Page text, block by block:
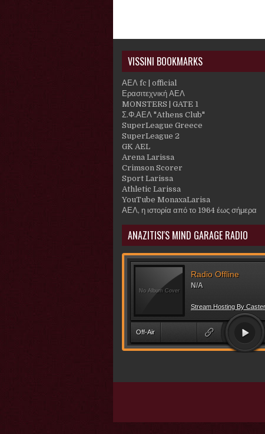
VISSINI BOOKMARKS
ΑΕΛ fc | official
Ερασιτεχνική ΑΕΛ
MONSTERS | GATE 1
Σ.Φ.ΑΕΛ "Athens Club"
SuperLeague Greece
SuperLeague 2
GK AEL
Arena Larissa
Crimson Scorer
Sport Larissa
Athletic Larissa
YouTube MonaxaLarisa
ΑΕΛ, η ιστορία από το 1964 έως σήμερα
ANAZITISI'S MIND GARAGE RADIO